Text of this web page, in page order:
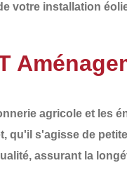
votre installation
agricole et les
, qu'il s'agisse de
, assurant la